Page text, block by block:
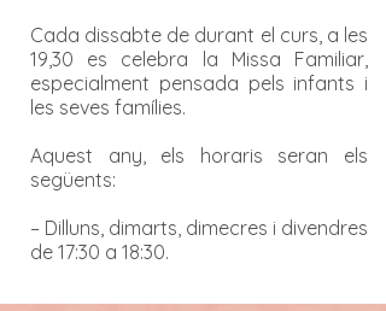
Cada dissabte de durant el curs, a les
19,30 es celebra la Missa Familiar,
especialment pensada pels infants i
les seves famílies.
Aquest any, els horaris seran els
següents:
– Dilluns, dimarts, dimecres i divendres
de 17:30 a 18:30.